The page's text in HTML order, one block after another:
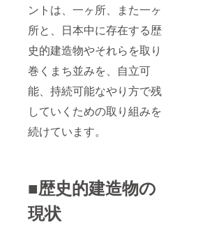
ントは、一ヶ所、また一ヶ
所と、日本中に存在する歴
史的建造物やそれらを取り
巻くまち並みを、自立可
能、持続可能なやり方で残
していくための取り組みを
続けています。
■歴史的建造物の
現状